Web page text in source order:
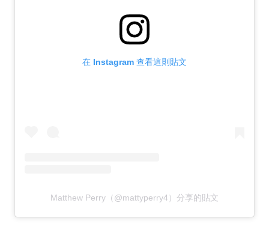
在 Instagram 查看這則貼文
Matthew Perry（@mattyperry4）分享的貼文